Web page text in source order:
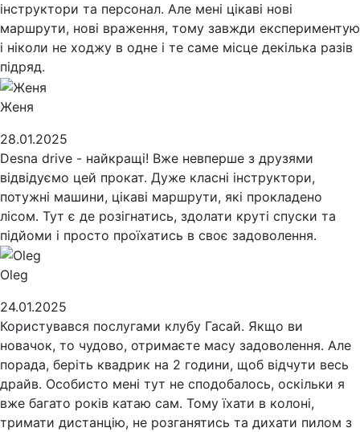
інструктори та персонал. Але мені цікаві нові
маршрути, нові враження, тому завжди експериментую
і ніколи не ходжу в одне і те саме місце декілька разів
підряд.
Женя
28.01.2025
Desna drive - найкращі! Вже невперше з друзями
відвідуємо цей прокат. Дуже класні інструктори,
потужні машини, цікаві маршрути, які прокладено
лісом. Тут є де розігнатись, здолати круті спуски та
підйоми і просто проїхатись в своє задоволення.
Oleg
24.01.2025
Користувався послугами клубу Гасай. Якщо ви
новачок, то чудово, отримаєте масу задоволення. Але
порада, беріть квадрик на 2 години, щоб відчути весь
драйв. Особисто мені тут не сподобалось, оскільки я
вже багато років катаю сам. Тому їхати в колоні,
тримати дистанцію, не розганятись та дихати пилом з